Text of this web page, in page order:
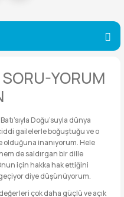
YORUM
Doğu’suyla dünya
gailelerle boğuştuğu ve o
olduğuna inanıyorum. Hele
de saldırgan bir dille
için hakka hak ettiğini
diye düşünüyorum.
çok daha güçlü ve açık